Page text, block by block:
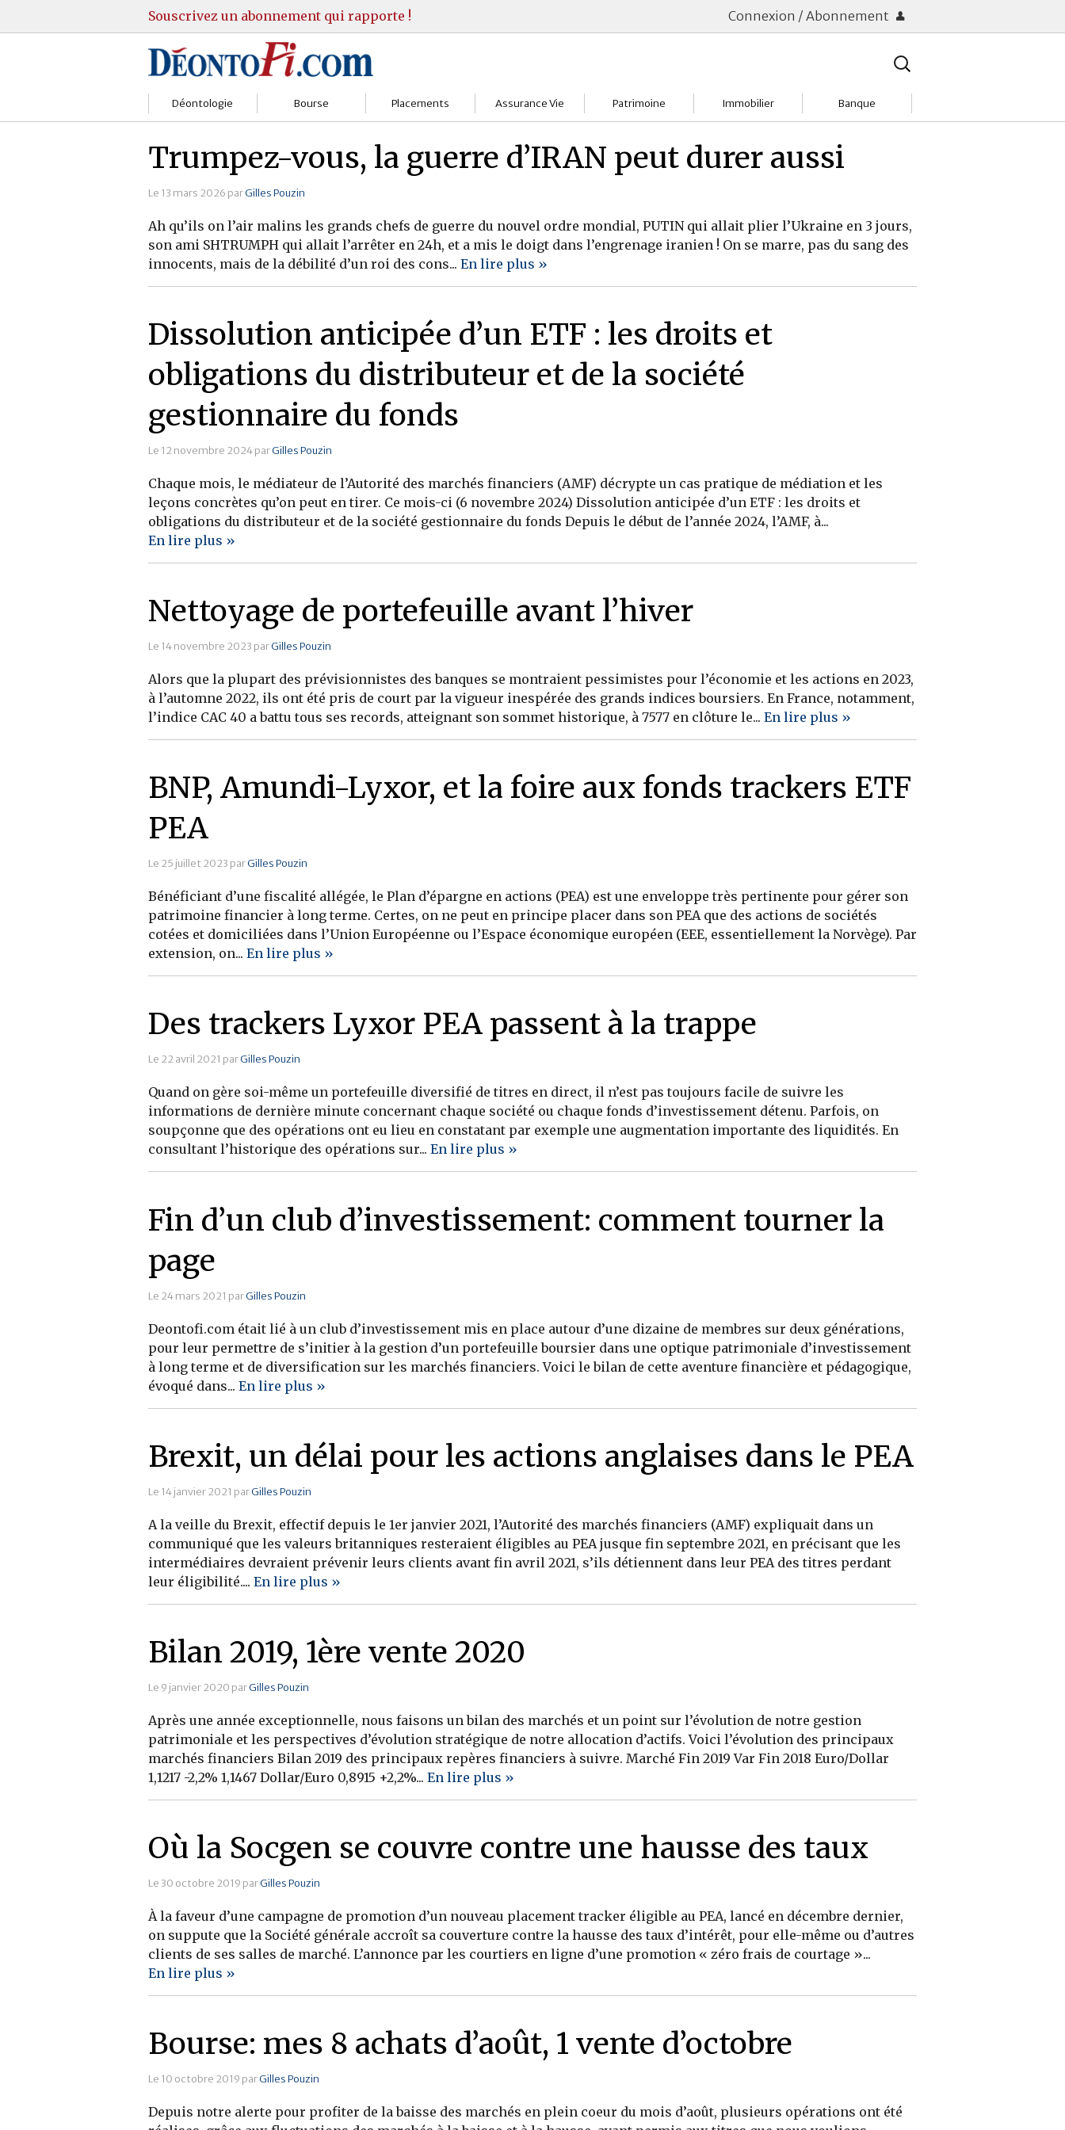
Souscrivez un abonnement qui rapporte ! Connexion / Abonnement
Rechercher
Déontologie
Marchés
Réglementation
Bourse
Stratégie
Placements
Fonds d’investissments
Livrets
Divers
Assurance Vie
Contrats
Patrimoine
Conseil Gestion
Retraite
Immobilier
Location
Banque
Frais bancaires
Trumpez-vous, la guerre d’IRAN peut durer aussi
Le 13 mars 2026 parGilles Pouzin
Ah qu’ils on l’air malins les grands chefs de guerre du nouvel ordre mondial, PUTIN qui allait plier l’Ukraine en 3 jours,
son ami SHTRUMPH qui allait l’arrêter en 24h, et a mis le doigt dans l’engrenage iranien ! On se marre, pas du sang des
innocents, mais de la débilité d’un roi des cons... En lire plus »
Dissolution anticipée d’un ETF : les droits et
obligations du distributeur et de la société
gestionnaire du fonds
Le 12 novembre 2024 parGilles Pouzin
Chaque mois, le médiateur de l’Autorité des marchés financiers (AMF) décrypte un cas pratique de médiation et les
leçons concrètes qu’on peut en tirer. Ce mois-ci (6 novembre 2024) Dissolution anticipée d’un ETF : les droits et
obligations du distributeur et de la société gestionnaire du fonds Depuis le début de l’année 2024, l’AMF, à...
En lire plus »
Nettoyage de portefeuille avant l’hiver
Le 14 novembre 2023 parGilles Pouzin
Alors que la plupart des prévisionnistes des banques se montraient pessimistes pour l’économie et les actions en 2023,
à l’automne 2022, ils ont été pris de court par la vigueur inespérée des grands indices boursiers. En France, notamment,
l’indice CAC 40 a battu tous ses records, atteignant son sommet historique, à 7577 en clôture le... En lire plus »
BNP, Amundi-Lyxor, et la foire aux fonds trackers ETF
PEA
Le 25 juillet 2023 parGilles Pouzin
Bénéficiant d’une fiscalité allégée, le Plan d’épargne en actions (PEA) est une enveloppe très pertinente pour gérer son
patrimoine financier à long terme. Certes, on ne peut en principe placer dans son PEA que des actions de sociétés
cotées et domiciliées dans l’Union Européenne ou l’Espace économique européen (EEE, essentiellement la Norvège). Par
extension, on... En lire plus »
Des trackers Lyxor PEA passent à la trappe
Le 22 avril 2021 parGilles Pouzin
Quand on gère soi-même un portefeuille diversifié de titres en direct, il n’est pas toujours facile de suivre les
informations de dernière minute concernant chaque société ou chaque fonds d’investissement détenu. Parfois, on
soupçonne que des opérations ont eu lieu en constatant par exemple une augmentation importante des liquidités. En
consultant l’historique des opérations sur... En lire plus »
Fin d’un club d’investissement: comment tourner la
page
Le 24 mars 2021 parGilles Pouzin
Deontofi.com était lié à un club d’investissement mis en place autour d’une dizaine de membres sur deux générations,
pour leur permettre de s’initier à la gestion d’un portefeuille boursier dans une optique patrimoniale d’investissement
à long terme et de diversification sur les marchés financiers. Voici le bilan de cette aventure financière et pédagogique,
évoqué dans... En lire plus »
Brexit, un délai pour les actions anglaises dans le PEA
Le 14 janvier 2021 parGilles Pouzin
A la veille du Brexit, effectif depuis le 1er janvier 2021, l’Autorité des marchés financiers (AMF) expliquait dans un
communiqué que les valeurs britanniques resteraient éligibles au PEA jusque fin septembre 2021, en précisant que les
intermédiaires devraient prévenir leurs clients avant fin avril 2021, s’ils détiennent dans leur PEA des titres perdant
leur éligibilité.... En lire plus »
Bilan 2019, 1ère vente 2020
Le 9 janvier 2020 parGilles Pouzin
Après une année exceptionnelle, nous faisons un bilan des marchés et un point sur l’évolution de notre gestion
patrimoniale et les perspectives d’évolution stratégique de notre allocation d’actifs. Voici l’évolution des principaux
marchés financiers Bilan 2019 des principaux repères financiers à suivre. Marché Fin 2019 Var Fin 2018 Euro/Dollar
1,1217 -2,2% 1,1467 Dollar/Euro 0,8915 +2,2%... En lire plus »
Où la Socgen se couvre contre une hausse des taux
Le 30 octobre 2019 parGilles Pouzin
À la faveur d’une campagne de promotion d’un nouveau placement tracker éligible au PEA, lancé en décembre dernier,
on suppute que la Société générale accroît sa couverture contre la hausse des taux d’intérêt, pour elle-même ou d’autres
clients de ses salles de marché. L’annonce par les courtiers en ligne d’une promotion « zéro frais de courtage »...
En lire plus »
Bourse: mes 8 achats d’août, 1 vente d’octobre
Le 10 octobre 2019 parGilles Pouzin
Depuis notre alerte pour profiter de la baisse des marchés en plein coeur du mois d’août, plusieurs opérations ont été